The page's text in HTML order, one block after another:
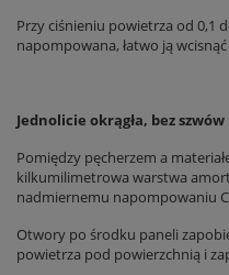
Przy ciśnieniu powietrza od 0,1
napompowana, łatwo ją
Jednolicie okrągła, bez szwów
Pomiędzy pęcherzem a
kilkumilimetrowa warstwa
nadmiernemu napompowaniu
Otwory po środku paneli
powietrza pod powierzchnią i